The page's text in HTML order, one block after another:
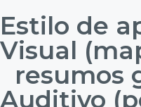
Estilo de
Visual
resumos
Auditivo